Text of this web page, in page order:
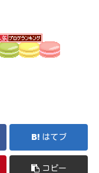
はてブ
コピー